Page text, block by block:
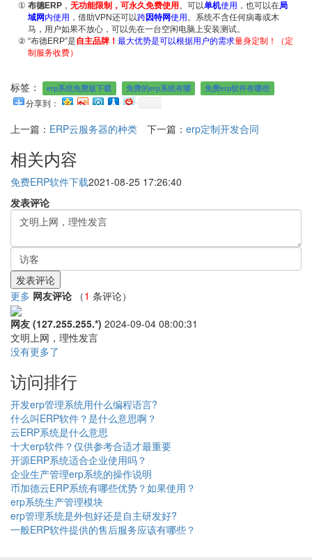
① 布德ERP， 无功能限制，可永久免费使用 。可以单机使用 ，也可以在局
域网 内使用 ，借助VPN还可以跨因特网使用 。系统不含任何病毒或木
马，用户如果不放心，可以先在一台空闲电脑上安装测试。
② “布德ERP”是自主品牌！ 最大优势是可以根据用户的需求量身定制！（定
制服务收费）
标签： erp系统免费版下载 免费的erp系统有哪 免费erp软件有哪些
分享到：
上一篇： ERP云服务器的种类 下一篇： erp定制开发合同
相关内容
免费ERP软件下载2021-08-25 17:26:40
发表评论
更多 网友评论 （1 条评论）
网友 (127.255.255.*) 2024-09-04 08:00:31
文明上网，理性发言
没有更多了
访问排行
开发erp管理系统用什么编程语言?
什么叫ERP软件？是什么意思啊？
云ERP系统是什么意思
十大erp软件？仅供参考合适才最重要
开源ERP系统适合企业使用吗？
企业生产管理erp系统的操作说明
币加德云ERP系统有哪些优势？如果使用？
erp系统生产管理模块
erp管理系统是外包好还是自主研发好?
一般ERP软件提供的售后服务应该有哪些？